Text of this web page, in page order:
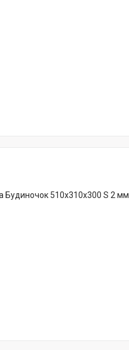
Будиночок 510x310x300 S 2 мм